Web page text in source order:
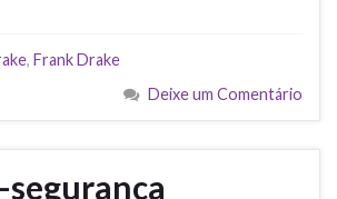
, Frank Drake
Deixe um Comentário
segurança